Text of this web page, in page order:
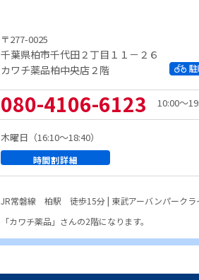
〒277-0025
千葉県柏市千代田２丁目１１－２６
カワチ薬品柏中央店２階
080-4106-6123 10:00～
木曜日（16:10～18:40）
時間割詳細
JR常磐線 柏駅 徒歩15分 | 東武アーバンパーク
「カワチ薬品」さんの2階になります。